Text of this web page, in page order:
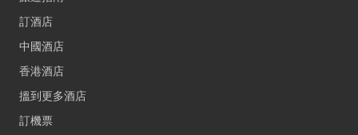
訂酒店
中國酒店
香港酒店
搵到更多酒店
訂機票